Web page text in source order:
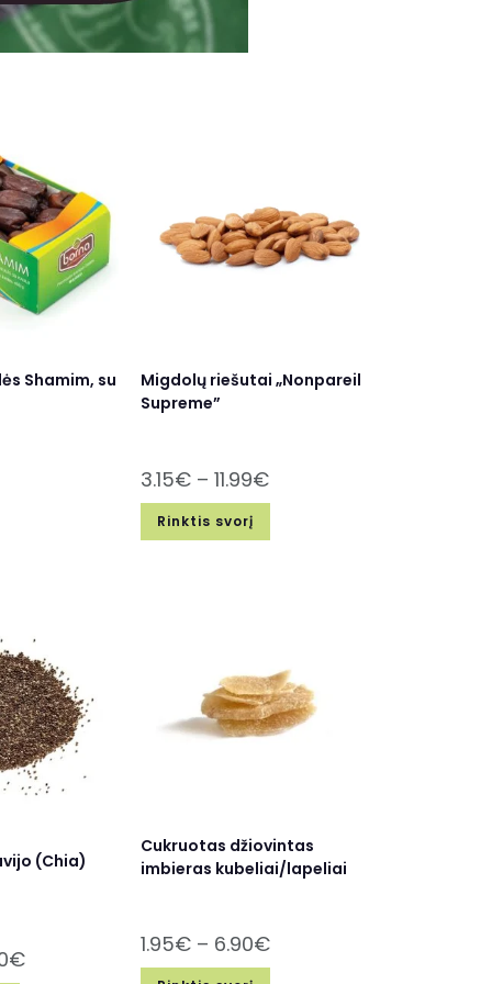
Shamim, su
Migdolų riešutai „Nonpareil
Supreme”
3.15€ – 11.99€
Rinktis svorį
(Chia)
€
Cukruotas džiovintas
imbieras kubeliai/lapeliai
1.95€ – 6.90€